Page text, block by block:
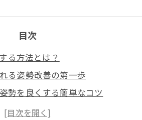
目次
る方法とは？
る姿勢改善の第一歩
勢を良くする簡単なコツ
ための初心者向けステップ